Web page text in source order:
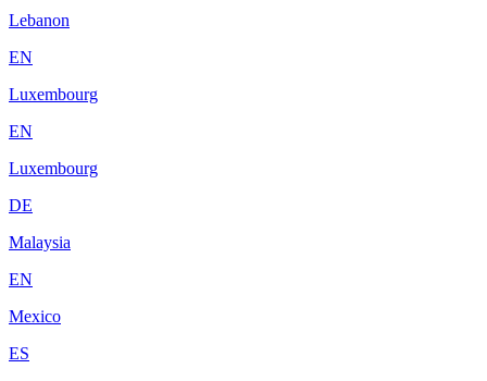
Lebanon
EN
Luxembourg
EN
Luxembourg
DE
Malaysia
EN
Mexico
ES